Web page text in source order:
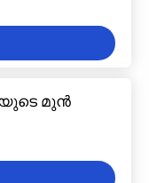
മുൻ